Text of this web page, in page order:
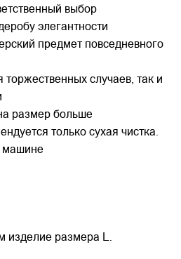
выбор
элегантности
предмет повседневного
случаев, так и
размер больше
только сухая чистка.
машине
изделие размера L.